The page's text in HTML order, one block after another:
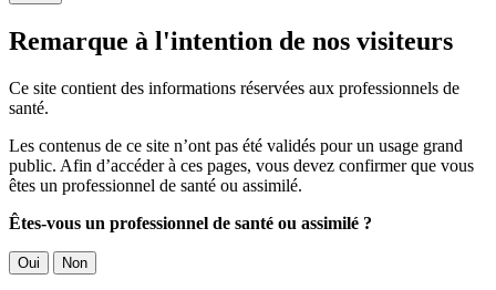
Remarque à l'intention de nos visiteurs
Ce site contient des informations réservées aux professionnels de
santé.
Les contenus de ce site n’ont pas été validés pour un usage grand
public. Afin d’accéder à ces pages, vous devez confirmer que vous
êtes un professionnel de santé ou assimilé.
Êtes-vous un professionnel de santé ou assimilé ?
Oui Non